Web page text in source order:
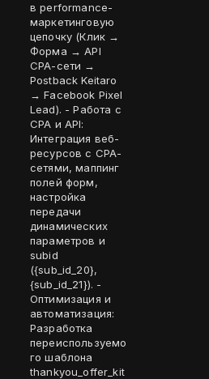
в performance-
маркетинговую
цепочку (Клик →
Форма → API
CPA-сети →
Postback Keitaro
→ Facebook Pixel
Lead). - Работа с
CPA и API:
Интеграция веб-
ресурсов с CPA-
сетями, маппинг
полей форм,
настройка
передачи
динамических
параметров и
subid
({sub_id_20},
{sub_id_21}). -
Оптимизация и
автоматизация:
Разработка
переиспользуемо
го шаблона
thankyou_offer_kit